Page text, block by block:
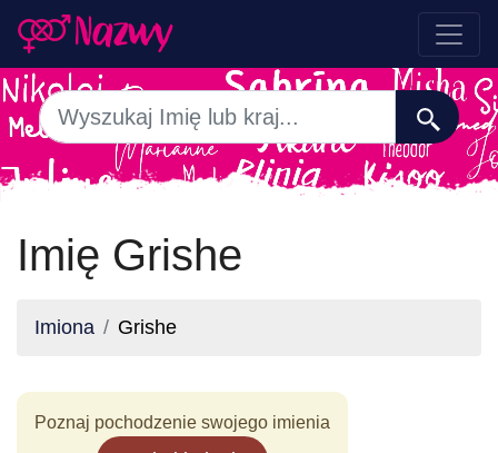
Imię Grishe
Imiona Grishe
Poznaj pochodzenie swojego imienia